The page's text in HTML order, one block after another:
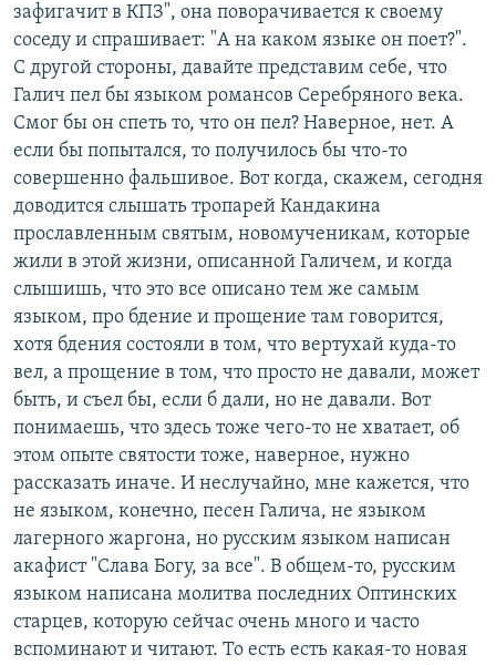
зафигачит в КПЗ", она поворачивается к своему
соседу и спрашивает: "А на каком языке он поет?".
С другой стороны, давайте представим себе, что
Галич пел бы языком романсов Серебряного века.
Смог бы он спеть то, что он пел? Наверное, нет. А
если бы попытался, то получилось бы что-то
совершенно фальшивое. Вот когда, скажем, сегодня
доводится слышать тропарей Кандакина
прославленным святым, новомученикам, которые
жили в этой жизни, описанной Галичем, и когда
слышишь, что это все описано тем же самым
языком, про бдение и прощение там говорится,
хотя бдения состояли в том, что вертухай куда-то
вел, а прощение в том, что просто не давали, может
быть, и съел бы, если б дали, но не давали. Вот
понимаешь, что здесь тоже чего-то не хватает, об
этом опыте святости тоже, наверное, нужно
рассказать иначе. И неслучайно, мне кажется, что
не языком, конечно, песен Галича, не языком
лагерного жаргона, но русским языком написан
акафист "Слава Богу, за все". В общем-то, русским
языком написана молитва последних Оптинских
старцев, которую сейчас очень много и часто
вспоминают и читают. То есть есть какая-то новая